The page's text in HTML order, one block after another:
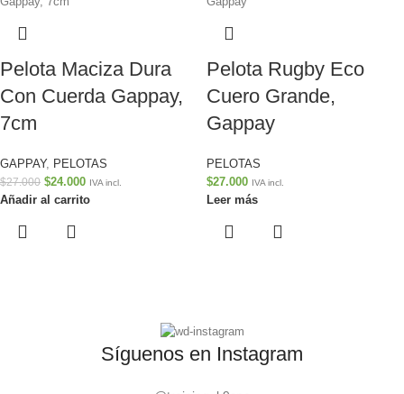
Pelota Maciza Dura
Con Cuerda Gappay,
7cm
GAPPAY, PELOTAS
$27.000 $24.000 IVA incl.
Añadir al carrito
Pelota Rugby Eco
Cuero Grande,
Gappay
PELOTAS
$27.000 IVA incl.
Leer más
Síguenos en Instagram